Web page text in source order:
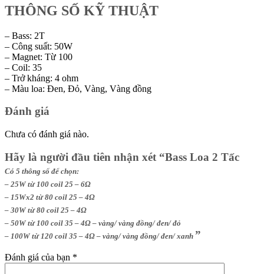
THÔNG SỐ KỸ THUẬT
– Bass: 2T
– Công suất: 50W
– Magnet: Từ 100
– Coil: 35
– Trở kháng: 4 ohm
– Màu loa: Đen, Đỏ, Vàng, Vàng đồng
Đánh giá
Chưa có đánh giá nào.
Hãy là người đầu tiên nhận xét “Bass Loa 2 Tấc
Có 5 thông số để chọn:
– 25W từ 100 coil 25 – 6Ω
– 15Wx2 từ 80 coil 25 – 4Ω
– 30W từ 80 coil 25 – 4Ω
– 50W từ 100 coil 35 – 4Ω – vàng/ vàng đồng/ đen/ đỏ
– 100W từ 120 coil 35 – 4Ω – vàng/ vàng đồng/ đen/ xanh ”
Đánh giá của bạn *